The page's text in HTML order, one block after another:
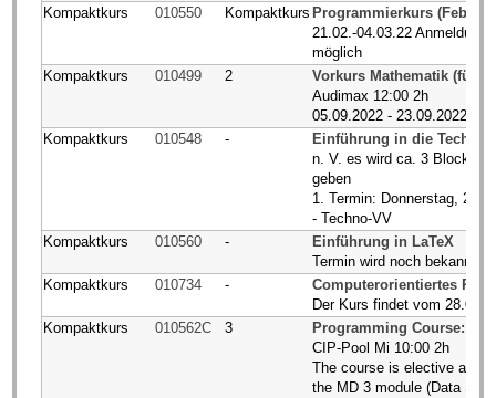
Kompaktkurs
010550 Kompaktkurs Programmierkurs
21.02.-04.03.22 Anmeldung
möglich
Kompaktkurs
010499 2
Vorkurs Mathematik (für
Audimax 12:00 2h
05.09.2022 - 23.09.2022
Kompaktkurs
010548 -
Einführung in die
n. V. es wird ca. 3
geben
1. Termin: Donnerstag,
- Techno-VV
Kompaktkurs
010560 -
Einführung in LaTeX
Termin wird noch bekannt
Kompaktkurs
010734 -
Computerorientiertes
Der Kurs findet vom 28.09.
Kompaktkurs
010562C 3
Programming Course:
CIP-Pool Mi 10:00 2h
The course is elective as a
the MD 3 module (Data